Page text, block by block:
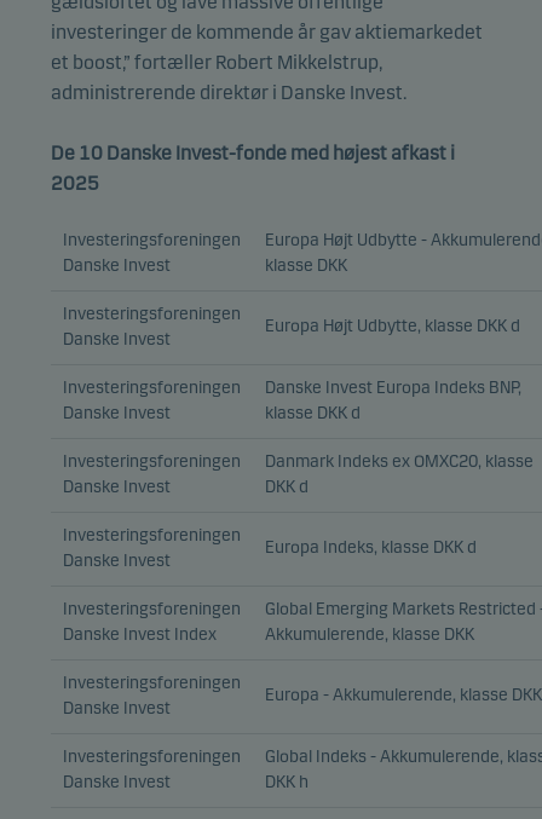
investeringer de kommende år gav aktiemarkedet
et boost,” fortæller Robert Mikkelstrup,
administrerende direktør i Danske Invest.
De 10 Danske Invest-fonde med højest afkast i
2025
Investeringsforeningen
Danske Invest
Europa Højt Udbytte -
klasse DKK
Investeringsforeningen
Danske Invest
Europa Højt Udbytte, klasse DKK d
Investeringsforeningen
Danske Invest
Danske Invest Europa Indeks BNP,
klasse DKK d
Investeringsforeningen
Danske Invest
Danmark Indeks ex OMXC20, klasse
DKK d
Investeringsforeningen
Danske Invest
Europa Indeks, klasse DKK d
Investeringsforeningen
Danske Invest Index
Global Emerging Markets Restricted
Akkumulerende, klasse DKK
Investeringsforeningen
Danske Invest
Europa - Akkumulerende, klasse
Investeringsforeningen
Danske Invest
Global Indeks - Akkumulerende,
DKK h